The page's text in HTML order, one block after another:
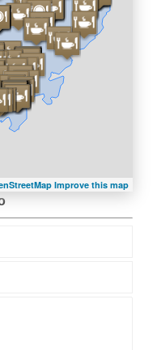
Improve this map